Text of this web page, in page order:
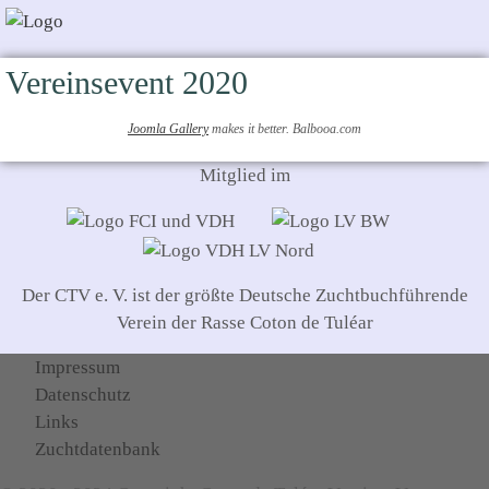
Vereinsevent 2020
Joomla Gallerymakes it better. Balbooa.com
Mitglied im
Der CTV e. V. ist der größte Deutsche Zuchtbuchführende
Verein der Rasse Coton de Tuléar
Impressum
Datenschutz
Links
Zuchtdatenbank